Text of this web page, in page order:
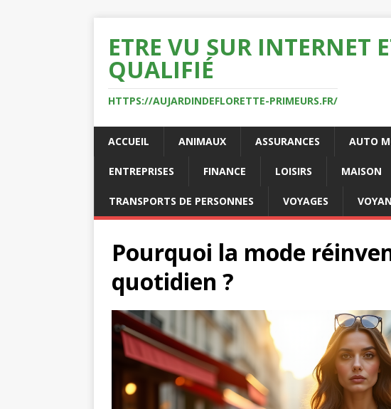
ETRE VU SUR INTERNET
QUALIFIÉ
HTTPS://AUJARDINDEFLORETTE-PRIMEURS.FR/
ACCUEIL ANIMAUX ASSURANCES AUTO
ENTREPRISES FINANCE LOISIRS MAISON
TRANSPORTS DE PERSONNES VOYAGES
Pourquoi la mode
quotidien ?